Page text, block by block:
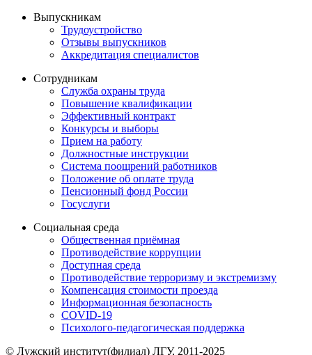
Выпускникам
Трудоустройство
Отзывы выпускников
Аккредитация специалистов
Сотрудникам
Служба охраны труда
Повышение квалификации
Эффективный контракт
Конкурсы и выборы
Прием на работу
Должностные инструкции
Система поощрений работников
Положение об оплате труда
Пенсионный фонд России
Госуслуги
Социальная среда
Общественная приёмная
Противодействие коррупции
Доступная среда
Противодействие терроризму и экстремизму
Компенсация стоимости проезда
Информационная безопасность
COVID-19
Психолого-педагогическая поддержка
© Лужский институт(филиал) ЛГУ, 2011-2025